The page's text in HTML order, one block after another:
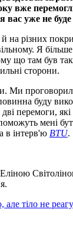
вже
уже не буде
на різних
Я
що там був
сторони.
Ми
буду
перемоги, які
мені
в інтерв'ю BTU.
тіло не